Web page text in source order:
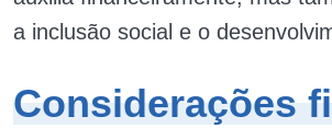
a inclusão social e o
Considerações